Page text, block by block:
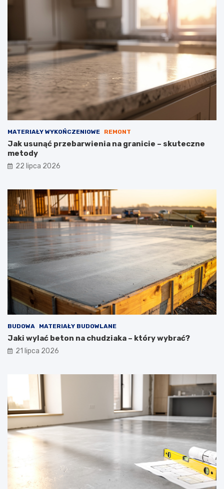
MATERIAŁY WYKOŃCZENIOWE REMONT
Jak usunąć przebarwienia na granicie – skuteczne
metody
22 lipca 2026
BUDOWA MATERIAŁY BUDOWLANE
Jaki wylać beton na chudziaka – który wybrać?
21 lipca 2026